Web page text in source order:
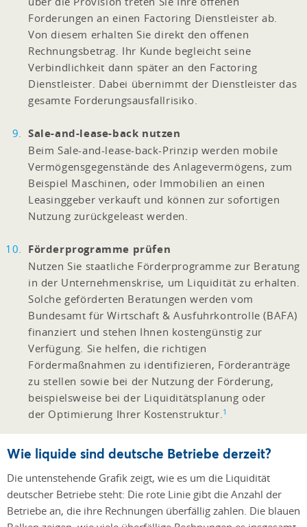
Forderungen an einen Factoring Dienstleister ab.
Von diesem erhalten Sie direkt den offenen
Rechnungsbetrag. Ihr Kunde begleicht seine
Verbindlichkeit dann später an den Factoring
Dienstleister. Dabei übernimmt der Dienstleister das
gesamte Forderungsausfallrisiko.
Sale-and-lease-back nutzen
Beim Sale-and-lease-back-Prinzip werden mobile
Vermögensgegenstände des Anlagevermögens, zum
Beispiel Maschinen, oder Immobilien an einen
Leasinggeber verkauft und können zur sofortigen
Nutzung zurückgeleast werden.
Förderprogramme prüfen
Nutzen Sie staatliche Förderprogramme zur Beratung
in der Unternehmenskrise, um Liquidität zu erhalten.
Solche geförderten Beratungen werden vom
Bundesamt für Wirtschaft & Ausfuhrkontrolle (BAFA)
finanziert und stehen Ihnen kostengünstig zur
Verfügung. Sie helfen, die richtigen
Fördermaßnahmen zu identifizieren, Förderanträge
zu stellen sowie bei der Nutzung der Förderung,
beispielsweise bei der Liquiditätsplanung oder
der Optimierung Ihrer Kostenstruktur.1
Wie liquide sind deutsche Betriebe derzeit?
Die untenstehende Grafik zeigt, wie es um die Liquidität
deutscher Betriebe steht: Die rote Linie gibt die Anzahl der
Betriebe an, die ihre Rechnungen überfällig zahlen. Die blauen